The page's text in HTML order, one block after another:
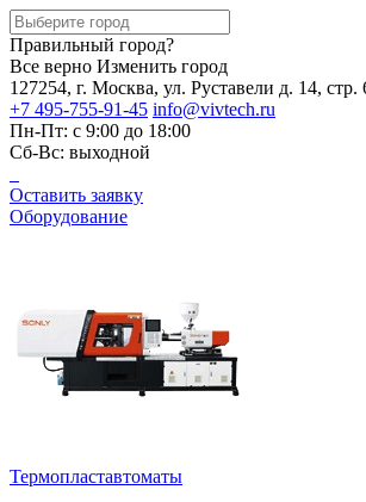
Правильный город?
Все верно Изменить город
127254, г. Москва, ул. Руставели д. 14, стр.
+7 495-755-91-45 info@vivtech.ru
Пн-Пт: с 9:00 до 18:00
Сб-Вс: выходной
Оставить заявку
Оборудование
Термопластавтоматы